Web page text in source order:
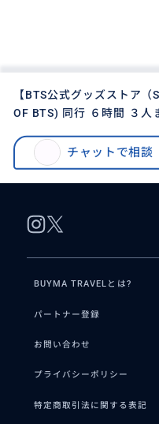
【BTS公式グッズストア（
OF BTS) 同行 ６時間 ３人
のスポットとの組み合わせ
チャットで相談
【BTS公式グッズストア（SPACE
ガイド】明洞
BUYMA TRAVELとは?
パートナー登録
お問い合わせ
プライバシーポリシー
特定商取引法に関する表記